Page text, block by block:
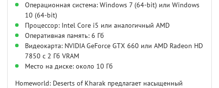
Операционная система: Windows 7 (64-bit) или Windows
10 (64-bit)
Процессор: Intel Core i5 или аналогичный AMD
Оперативная память: 6 Гб
Видеокарта: NVIDIA GeForce GTX 660 или AMD Radeon HD
7850 с 2 Гб VRAM
Место на диске: около 10 Гб
Homeworld: Deserts of Kharak предлагает насыщенный